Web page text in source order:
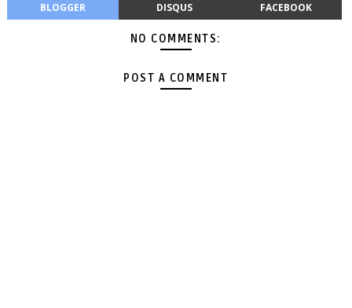
BLOGGER DISQUS FACEBOOK
NO COMMENTS:
POST A COMMENT